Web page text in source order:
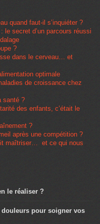
quand faut-il s’inquiéter ?
le secret d’un parcours réussi
?
dans le cerveau… et
optimale
de croissance chez
santé ?
des enfants, c’était le
?
après une compétition ?
maîtriser… et ce qui nous
le réaliser ?
pour soigner vos